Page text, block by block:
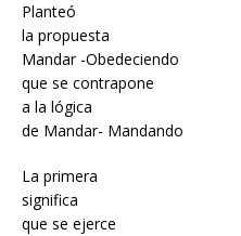
Planteó
la propuesta
Mandar -Obedeciendo
que se contrapone
a la lógica
de Mandar- Mandando
La primera
significa
que se ejerce